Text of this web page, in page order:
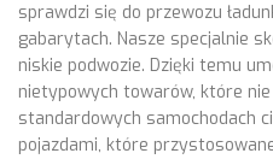
sprawdzi się do przewozu
gabarytach. Nasze specjalnie
niskie podwozie. Dzięki temu
nietypowych towarów, które
standardowych samochodach
pojazdami, które